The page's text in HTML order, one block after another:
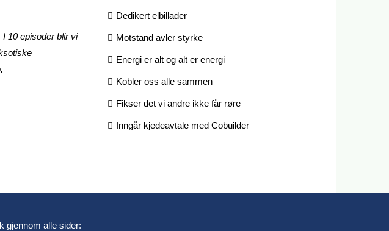
10 episoder blir vi
Dedikert elbillader
Motstand avler styrke
Energi er alt og alt er energi
Kobler oss alle sammen
Fikser det vi andre ikke får røre
Inngår kjedeavtale med Cobuilder
gjennom alle sider: